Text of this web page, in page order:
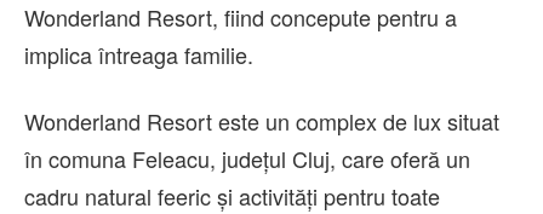
Wonderland Resort, fiind concepute pentru a
implica întreaga familie.
Wonderland Resort este un complex de lux situat
în comuna Feleacu, județul Cluj, care oferă un
cadru natural feeric și activități pentru toate